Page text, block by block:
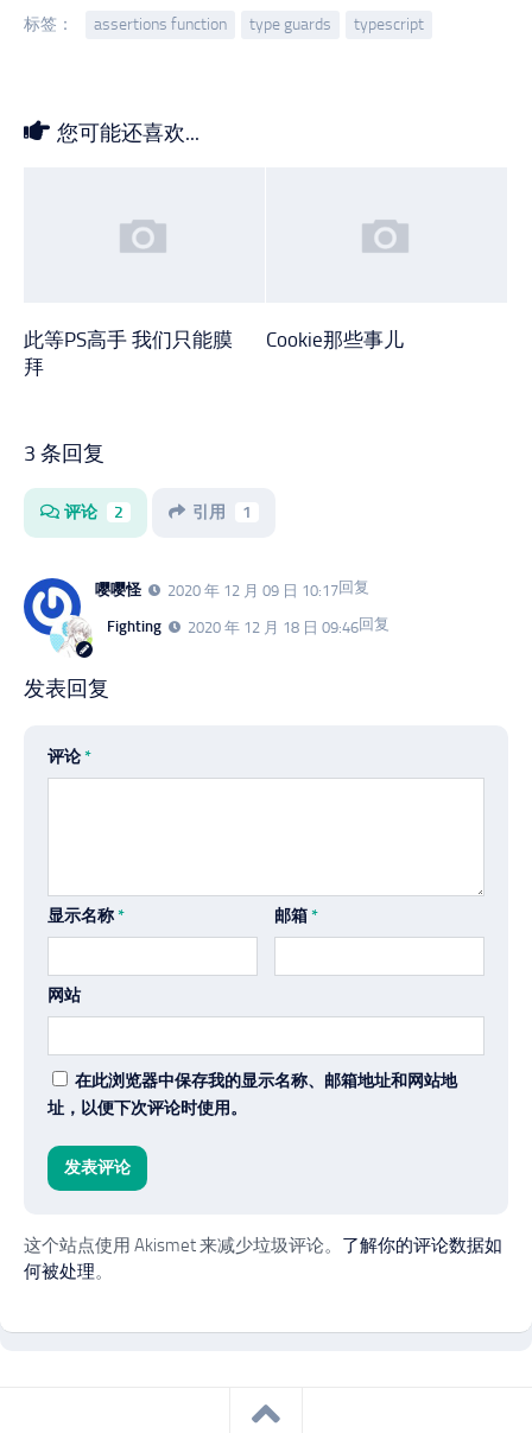
标签： assertions function type guards typescript
您可能还喜欢...
此等PS高手 我们只能膜
拜
Cookie那些事儿
3 条回复
评论 2 引用 1
嘤嘤怪 2020 年 12 月 09 日 10:17回复
Fighting 2020 年 12 月 18 日 09:46回复
发表回复
评论*
显示名称* 邮箱*
网站
在此浏览器中保存我的显示名称、邮箱地址和网站地
址，以便下次评论时使用。
这个站点使用 Akismet 来减少垃圾评论。 了解你的评论数据如
何被处理。